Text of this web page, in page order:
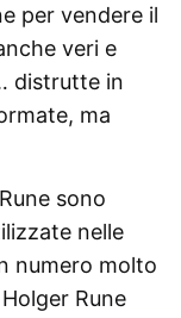
per vendere il
veri e
distrutte in
ma
sono
nelle
numero molto
Rune